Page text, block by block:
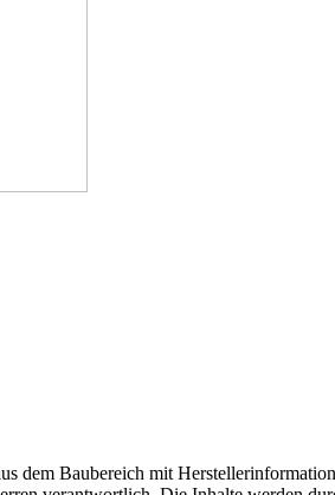
dem Baubereich mit